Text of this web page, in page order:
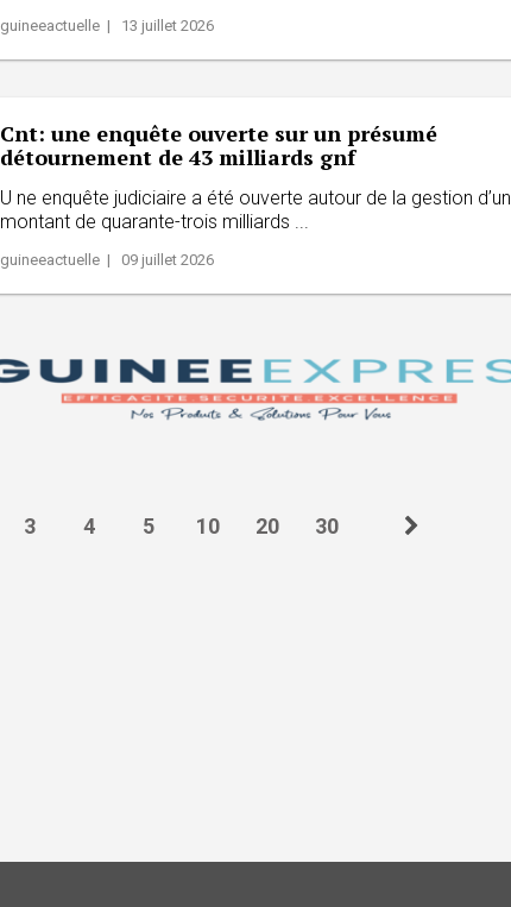
guineeactuelle | 13 juillet 2026
Cnt: une enquête ouverte sur un présumé
détournement de 43 milliards gnf
U ne enquête judiciaire a été ouverte autour de la gestion d’un
montant de quarante-trois milliards ...
guineeactuelle | 09 juillet 2026
3 4 5 10 20 30